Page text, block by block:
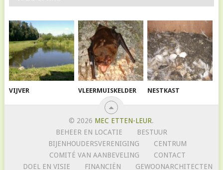
VIJVER VLEERMUISKELDER NESTKAST
© 2026 MEC ETTEN-LEUR.
BEHEER EN LOCATIE
BESTUUR
BIJENHOUDERSVERENIGING
CENTRUM
COMITÉ VAN AANBEVELING
CONTACT
DOEL EN VISIE
FINANCIËN GEWOONARCHITECTEN